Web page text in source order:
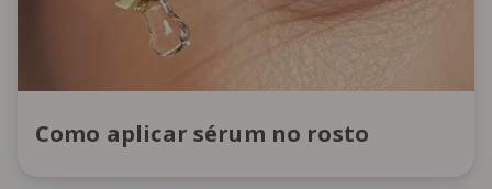
Como aplicar sérum no rosto